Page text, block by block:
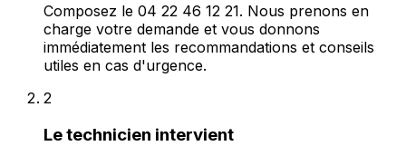
Composez le 04 22 46 12 21. Nous prenons en
charge votre demande et vous donnons
immédiatement les recommandations et conseils
utiles en cas d'urgence.
2
Le technicien intervient